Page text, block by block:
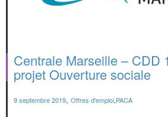
Centrale Marseille – CDD
projet Ouverture sociale
9 septembre 2019, Offres d'emploi,PACA